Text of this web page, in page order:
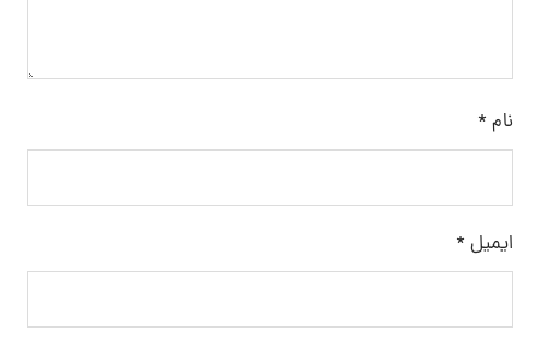
نام *
ایمیل *